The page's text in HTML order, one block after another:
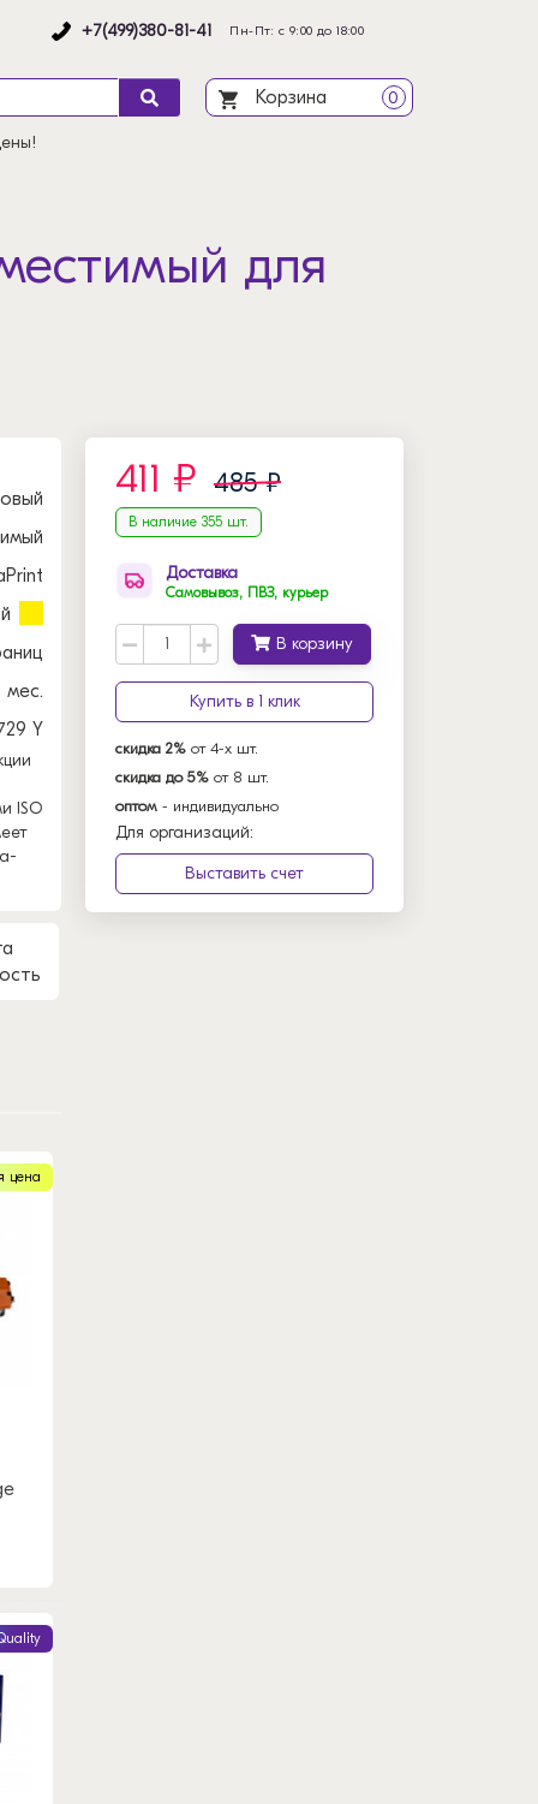
+7(499)380-81-41 Пн-Пт: с 9:00 до 18:00
Корзина 0
для
мес.
Y
ISO
411 ₽ 485 ₽
В наличие 355 шт.
Доставка
Самовывоз, ПВЗ, курьер
В корзину
Купить в 1 клик
скидка 2% от 4-х шт.
скидка до 5% от 8 шт.
оптом - индивидуально
Для организаций:
Выставить счет
цена